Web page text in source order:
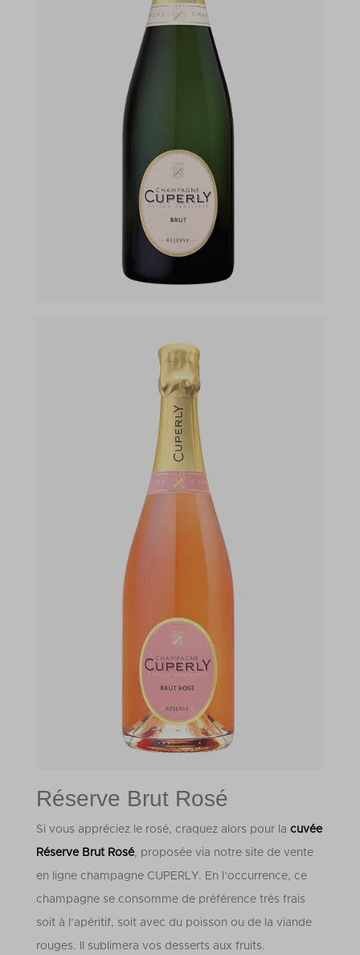
Réserve Brut Rosé
Si vous appréciez le rosé, craquez alors pour la cuvée
Réserve Brut Rosé, proposée via notre site de vente
en ligne champagne CUPERLY. En l’occurrence, ce
champagne se consomme de préférence très frais
soit à l’apéritif, soit avec du poisson ou de la viande
rouges. Il sublimera vos desserts aux fruits.